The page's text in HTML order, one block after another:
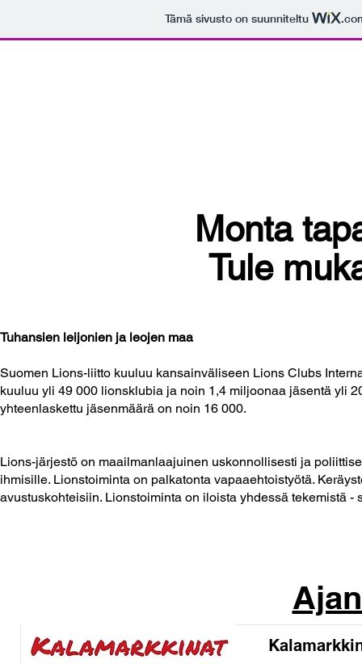
Tämä sivusto on suunniteltu
Monta
Tule
Tuhansien leijonien ja leojen maa
Suomen Lions-liitto kuuluu kansainväliseen Lions Clubs
kuuluu yli 49 000 lionsklubia ja noin 1,4 miljoonaa jäsentä yli
yhteenlaskettu jäsenmäärä on noin 16 000.
Lions-järjestö on maailmanlaajuinen uskonnollisesti ja
ihmisille. Lionstoiminta on palkatonta vapaaehtoistyötä.
avustuskohteisiin. Lionstoiminta on iloista yhdessä tekemistä -